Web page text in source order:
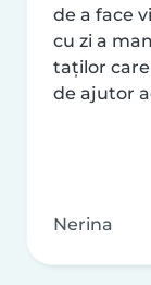
de a face
cu zi a
taților
de ajutor
Nerina